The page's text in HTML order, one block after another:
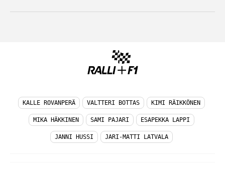
KALLE ROVANPERÄ VALTTERI BOTTAS KIMI RÄIKKÖNEN
MIKA HÄKKINEN SAMI PAJARI ESAPEKKA LAPPI
JANNI HUSSI JARI-MATTI LATVALA